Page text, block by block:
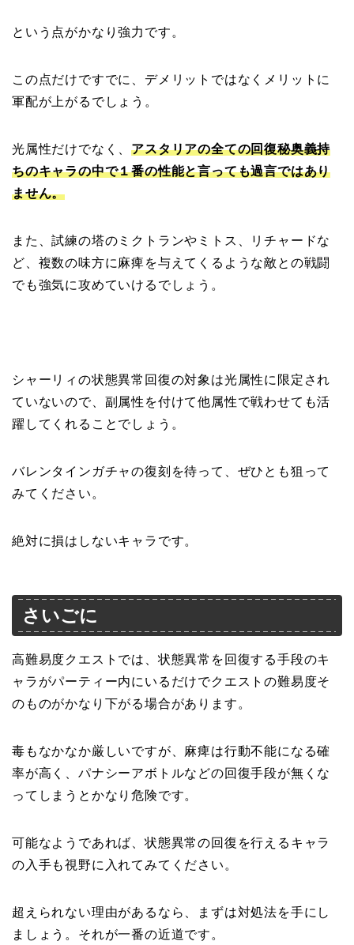
という点がかなり強力です。
この点だけですでに、デメリットではなくメリットに
軍配が上がるでしょう。
光属性だけでなく、アスタリアの全ての回復秘奥義持
ちのキャラの中で１番の性能と言っても過言ではあり
ません。
また、試練の塔のミクトランやミトス、リチャードな
ど、複数の味方に麻痺を与えてくるような敵との戦闘
でも強気に攻めていけるでしょう。
シャーリィの状態異常回復の対象は光属性に限定され
ていないので、副属性を付けて他属性で戦わせても活
躍してくれることでしょう。
バレンタインガチャの復刻を待って、ぜひとも狙って
みてください。
絶対に損はしないキャラです。
さいごに
高難易度クエストでは、状態異常を回復する手段のキ
ャラがパーティー内にいるだけでクエストの難易度そ
のものがかなり下がる場合があります。
毒もなかなか厳しいですが、麻痺は行動不能になる確
率が高く、パナシーアボトルなどの回復手段が無くな
ってしまうとかなり危険です。
可能なようであれば、状態異常の回復を行えるキャラ
の入手も視野に入れてみてください。
超えられない理由があるなら、まずは対処法を手にし
ましょう。それが一番の近道です。